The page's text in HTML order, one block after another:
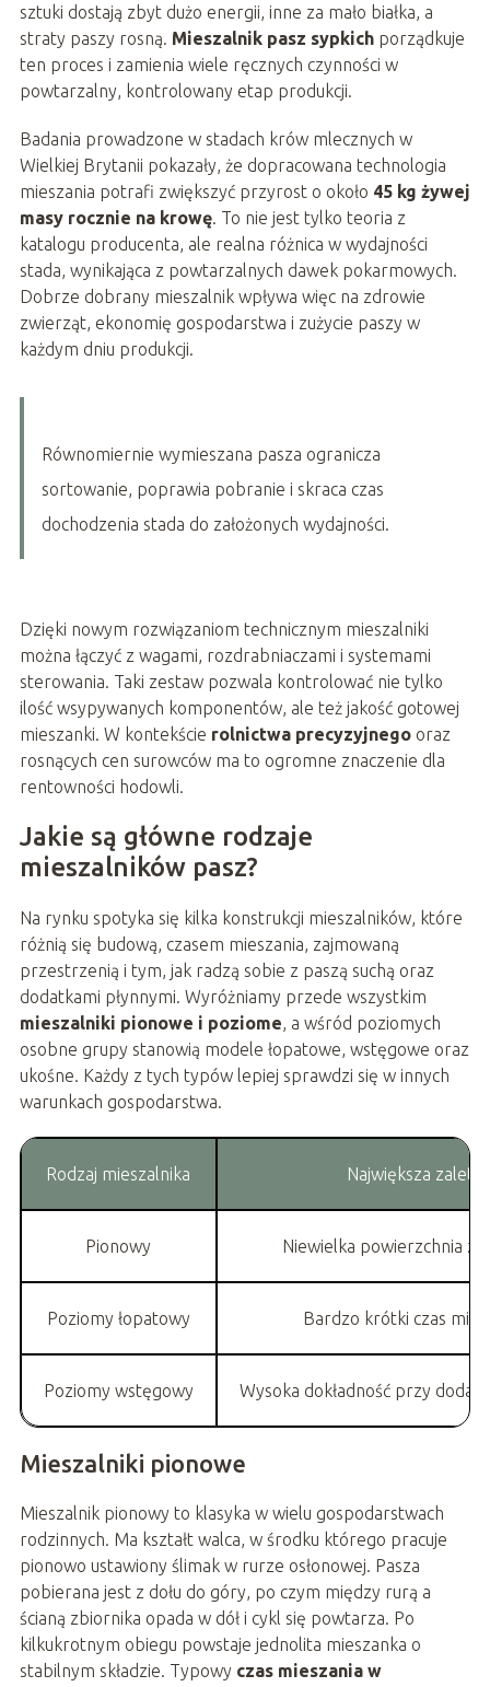
sztuki dostają zbyt dużo energii, inne za mało białka, a
straty paszy rosną. Mieszalnik pasz sypkichporządkuje
ten proces i zamienia wiele ręcznych czynności w
powtarzalny, kontrolowany etap produkcji.
Badania prowadzone w stadach krów mlecznych w
Wielkiej Brytanii pokazały, że dopracowana technologia
mieszania potrafi zwiększyć przyrost o około 45 kg żywej
masy rocznie na krowę. To nie jest tylko teoria z
katalogu producenta, ale realna różnica w wydajności
stada, wynikająca z powtarzalnych dawek pokarmowych.
Dobrze dobrany mieszalnik wpływa więc na zdrowie
zwierząt, ekonomię gospodarstwa i zużycie paszy w
każdym dniu produkcji.
Równomiernie wymieszana pasza ogranicza
sortowanie, poprawia pobranie i skraca czas
dochodzenia stada do założonych wydajności.
Dzięki nowym rozwiązaniom technicznym mieszalniki
można łączyć z wagami, rozdrabniaczami i systemami
sterowania. Taki zestaw pozwala kontrolować nie tylko
ilość wsypywanych komponentów, ale też jakość gotowej
mieszanki. W kontekście rolnictwa precyzyjnegooraz
rosnących cen surowców ma to ogromne znaczenie dla
rentowności hodowli.
Jakie są główne rodzaje
mieszalników pasz?
Na rynku spotyka się kilka konstrukcji mieszalników, które
różnią się budową, czasem mieszania, zajmowaną
przestrzenią i tym, jak radzą sobie z paszą suchą oraz
dodatkami płynnymi. Wyróżniamy przede wszystkim
mieszalniki pionowe i poziome, a wśród poziomych
osobne grupy stanowią modele łopatowe, wstęgowe oraz
ukośne. Każdy z tych typów lepiej sprawdzi się w innych
warunkach gospodarstwa.
Rodzaj mieszalnika Największa zaleta
Pionowy Niewielka powierzchnia
Poziomy łopatowy Bardzo krótki czas
Poziomy wstęgowy Wysoka dokładność przy
Mieszalniki pionowe
Mieszalnik pionowy to klasyka w wielu gospodarstwach
rodzinnych. Ma kształt walca, w środku którego pracuje
pionowo ustawiony ślimak w rurze osłonowej. Pasza
pobierana jest z dołu do góry, po czym między rurą a
ścianą zbiornika opada w dół i cykl się powtarza. Po
kilkukrotnym obiegu powstaje jednolita mieszanka o
stabilnym składzie. Typowy czas mieszania w